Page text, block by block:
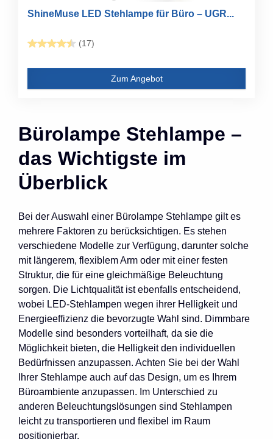
ShineMuse LED Stehlampe für Büro – UGR...
(17)
Zum Angebot
Bürolampe Stehlampe –
das Wichtigste im
Überblick
Bei der Auswahl einer Bürolampe Stehlampe gilt es
mehrere Faktoren zu berücksichtigen. Es stehen
verschiedene Modelle zur Verfügung, darunter solche
mit längerem, flexiblem Arm oder mit einer festen
Struktur, die für eine gleichmäßige Beleuchtung
sorgen. Die Lichtqualität ist ebenfalls entscheidend,
wobei LED-Stehlampen wegen ihrer Helligkeit und
Energieeffizienz die bevorzugte Wahl sind. Dimmbare
Modelle sind besonders vorteilhaft, da sie die
Möglichkeit bieten, die Helligkeit den individuellen
Bedürfnissen anzupassen. Achten Sie bei der Wahl
Ihrer Stehlampe auch auf das Design, um es Ihrem
Büroambiente anzupassen. Im Unterschied zu
anderen Beleuchtungslösungen sind Stehlampen
leicht zu transportieren und flexibel im Raum
positionierbar.